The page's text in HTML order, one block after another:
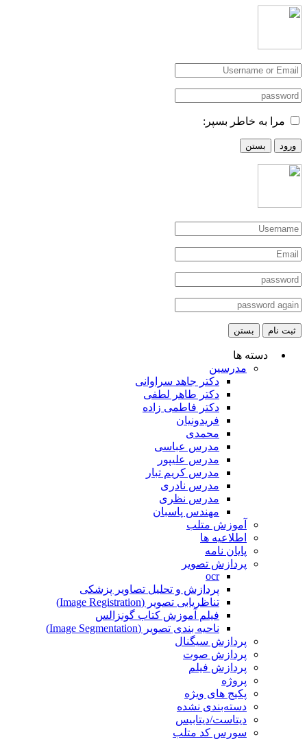
مرا به خاطر بسپر:
ورود بستن
ثبت نام بستن
دسته ها
مدرسین
دکتر جاهد سراوانی
دکتر طاهر لطفی
دکتر فاطمی زاده
فریدونیان
محمدی
مدرس عباسی
مدرس علیپور
مدرس کریم تبار
مدرس نادری
مدرس نظری
مهندس پاسبان
آموزش متلب
اطلاعیه ها
پایان نامه
پردازش تصویر
ocr
پردازش و تحلیل تصاویر پزشکی
تناظریابی تصویر (Image Registration)
فیلم آموزش کتاب گونزالس
ناحیه بندی تصویر (Image Segmentation)
پردازش سیگنال
پردازش صوت
پردازش فیلم
پروژه
پکیج های ویژه
دسته‌بندی نشده
دیتاست/دیتابیس
سورس کد متلب